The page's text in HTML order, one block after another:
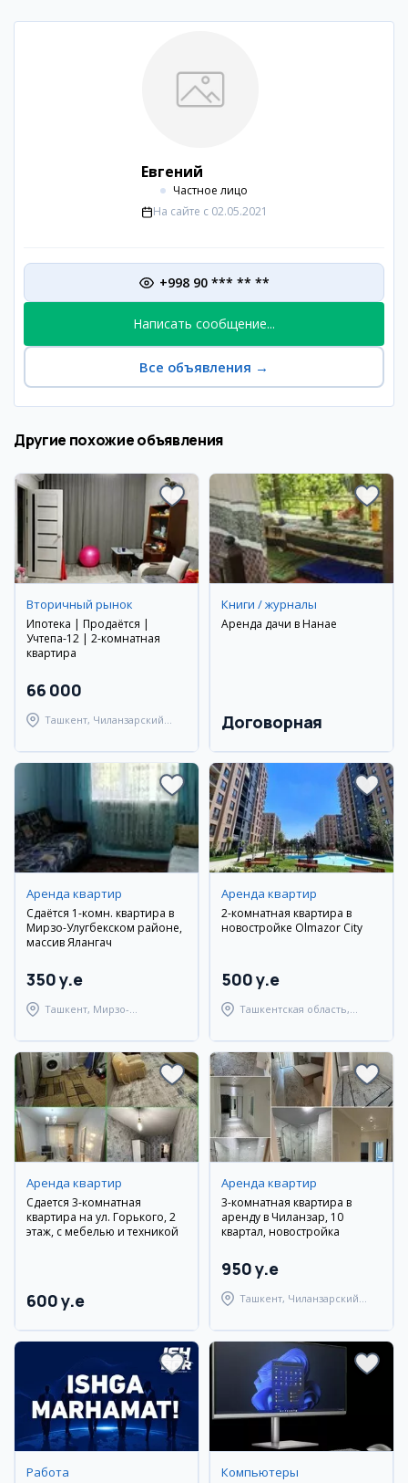
Евгений
Частное лицо
На сайте с 02.05.2021
+998 90 *** ** **
Написать сообщение...
Все объявления →
Другие похожие объявления
Вторичный рынок
Ипотека | Продаётся |
Учтепа-12 | 2-комнатная
квартира
66 000
Ташкент, Чиланзарский
Книги / журналы
Аренда дачи в Нанае
Договорная
Аренда квартир
Сдаётся 1-комн. квартира в
Мирзо-Улугбекском районе,
массив Ялангач
350 y.e
Ташкент, Мирзо-
Аренда квартир
2-комнатная квартира в
новостройке Olmazor City
500 y.e
Ташкентская область,
Аренда квартир
Сдается 3-комнатная
квартира на ул. Горького, 2
этаж, с мебелью и техникой
600 y.e
Аренда квартир
3-комнатная квартира в
аренду в Чиланзар, 10
квартал, новостройка
950 y.e
Ташкент, Чиланзарский
Работа Компьютеры